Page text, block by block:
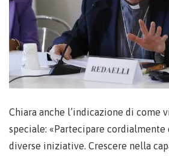
Chiara anche l’indicazione di come
speciale: «Partecipare
diverse iniziative. Crescere nella